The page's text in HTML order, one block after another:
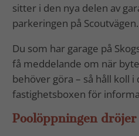
sitter i den nya delen av
parkeringen på Scoutvägen.
Du som har garage på
få meddelande om när
behöver göra – så håll koll
fastighetsboxen för
Poolöppningen